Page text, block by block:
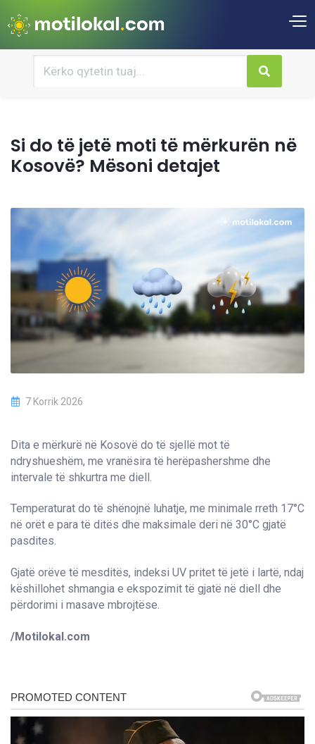
Si do të jetë moti të mërkurën në
Kosovë? Mësoni detajet
7 Korrik 2026
Dita e mërkurë në Kosovë do të sjellë mot të
ndryshueshëm, me vranësira të herëpashershme dhe
intervale të shkurtra me diell.
Temperaturat do të shënojnë luhatje, me minimale rreth 17°C
në orët e para të ditës dhe maksimale deri në 30°C gjatë
pasdites.
Gjatë orëve të mesditës, indeksi UV pritet të jetë i lartë, ndaj
këshillohet shmangia e ekspozimit të gjatë në diell dhe
përdorimi i masave mbrojtëse.
/Motilokal.com